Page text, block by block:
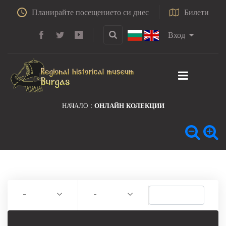
Планирайте посещението си днес Билети
Вход
НАЧАЛО ОНЛАЙН КОЛЕКЦИИ
- -